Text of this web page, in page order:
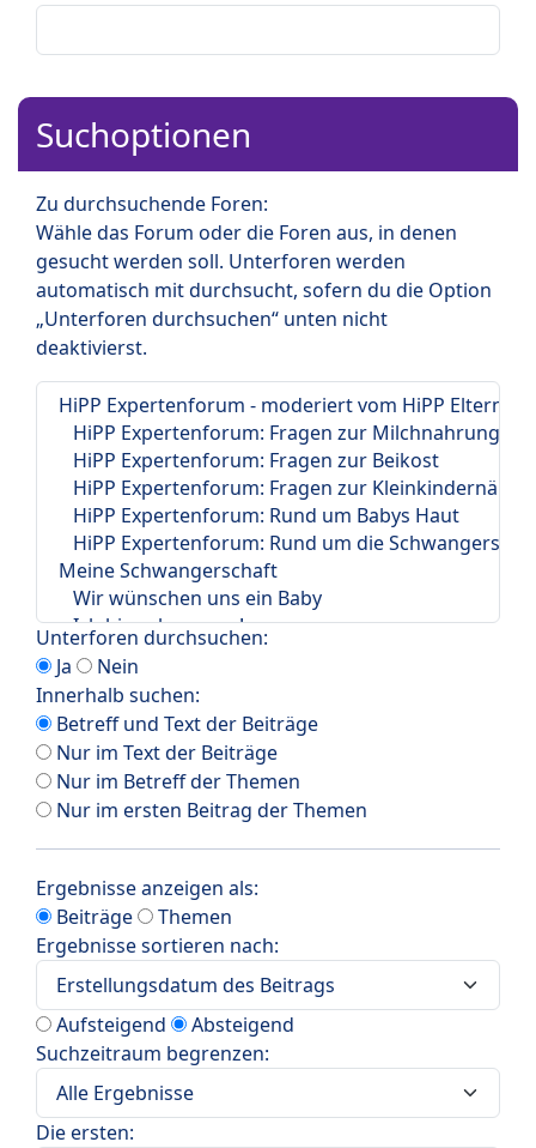
Suchoptionen
Zu durchsuchende Foren:
Wähle das Forum oder die Foren aus, in denen
gesucht werden soll. Unterforen werden
automatisch mit durchsucht, sofern du die Option
„Unterforen durchsuchen“ unten nicht
deaktivierst.
Unterforen durchsuchen:
Ja
Nein
Innerhalb suchen:
Betreff und Text der Beiträge
Nur im Text der Beiträge
Nur im Betreff der Themen
Nur im ersten Beitrag der Themen
Ergebnisse anzeigen als:
Beiträge
Themen
Ergebnisse sortieren nach:
Aufsteigend
Absteigend
Suchzeitraum begrenzen:
Die ersten: